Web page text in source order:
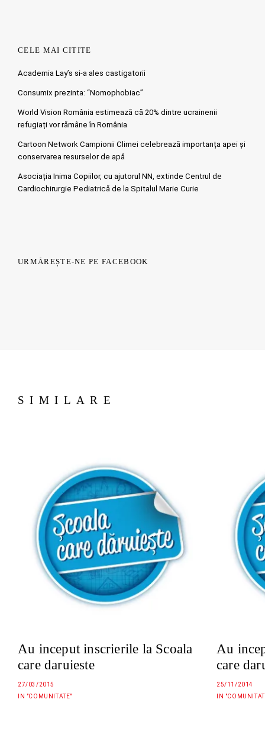
CELE MAI CITITE
Academia Lay’s si-a ales castigatorii
Consumix prezinta: “Nomophobiac”
World Vision România estimează că 20% dintre ucrainenii
refugiați vor rămâne în România
Cartoon Network Campionii Climei celebrează importanța apei și
conservarea resurselor de apă
Asociația Inima Copiilor, cu ajutorul NN, extinde Centrul de
Cardiochirurgie Pediatrică de la Spitalul Marie Curie
URMĂREȘTE-NE PE FACEBOOK
SIMILARE
Au inceput inscrierile la Scoala
care daruieste
27/03/2015
IN "COMUNITATE"
Au
care
25/11/2014
IN